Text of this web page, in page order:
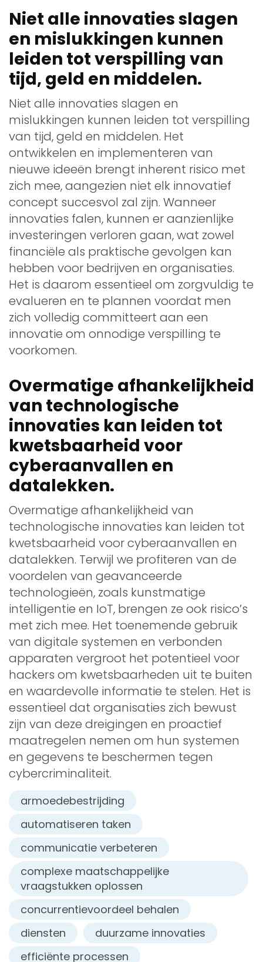
Niet alle innovaties slagen
en mislukkingen kunnen
leiden tot verspilling van
tijd, geld en middelen.
Niet alle innovaties slagen en
mislukkingen kunnen leiden tot verspilling
van tijd, geld en middelen. Het
ontwikkelen en implementeren van
nieuwe ideeën brengt inherent risico met
zich mee, aangezien niet elk innovatief
concept succesvol zal zijn. Wanneer
innovaties falen, kunnen er aanzienlijke
investeringen verloren gaan, wat zowel
financiële als praktische gevolgen kan
hebben voor bedrijven en organisaties.
Het is daarom essentieel om zorgvuldig te
evalueren en te plannen voordat men
zich volledig committeert aan een
innovatie om onnodige verspilling te
voorkomen.
Overmatige afhankelijkheid
van technologische
innovaties kan leiden tot
kwetsbaarheid voor
cyberaanvallen en
datalekken.
Overmatige afhankelijkheid van
technologische innovaties kan leiden tot
kwetsbaarheid voor cyberaanvallen en
datalekken. Terwijl we profiteren van de
voordelen van geavanceerde
technologieën, zoals kunstmatige
intelligentie en IoT, brengen ze ook risico’s
met zich mee. Het toenemende gebruik
van digitale systemen en verbonden
apparaten vergroot het potentieel voor
hackers om kwetsbaarheden uit te buiten
en waardevolle informatie te stelen. Het is
essentieel dat organisaties zich bewust
zijn van deze dreigingen en proactief
maatregelen nemen om hun systemen
en gegevens te beschermen tegen
cybercriminaliteit.
armoedebestrijding
automatiseren taken
communicatie verbeteren
complexe maatschappelijke
vraagstukken oplossen
concurrentievoordeel behalen
diensten
duurzame innovaties
efficiënte processen